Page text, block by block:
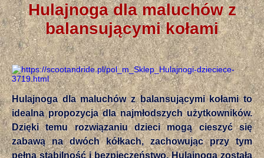
Hulajnoga dla maluchów z
balansującymi kołami
Hulajnoga dla maluchów z balansującymi kołami to
idealna propozycja dla najmłodszych użytkowników.
Dzięki temu rozwiązaniu dzieci mogą cieszyć się
zabawą na dwóch kółkach, zachowując przy tym
pełną stabilność i bezpieczeństwo. Hulajnoga została